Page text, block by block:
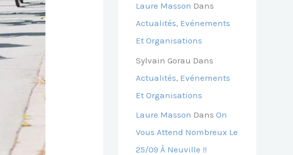
Laure Masson Dans
Actualités, Evénements
Et Organisations
Sylvain Gorau Dans
Actualités, Evénements
Et Organisations
Laure Masson Dans On
Vous Attend Nombreux Le
25/09 À Neuville !!